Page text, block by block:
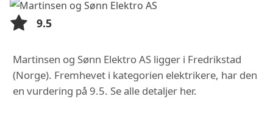
9.5
Martinsen og Sønn Elektro AS ligger i Fredrikstad
(Norge). Fremhevet i kategorien elektrikere, har den
en vurdering på 9.5. Se alle detaljer her.